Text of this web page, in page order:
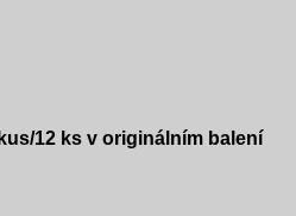
12 ks v originálním balení